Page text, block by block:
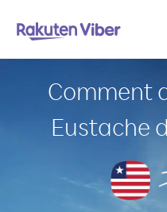
Comment
Eustache